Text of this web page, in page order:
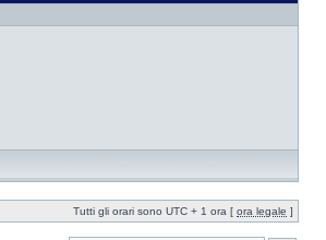
Tutti gli orari sono UTC + 1 ora [ ora legale ]